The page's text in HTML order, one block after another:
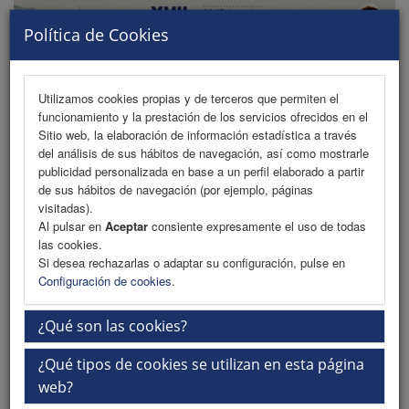
Política de Cookies
Utilizamos cookies propias y de terceros que permiten el
funcionamiento y la prestación de los servicios ofrecidos en el
Sitio web, la elaboración de información estadística a través
del análisis de sus hábitos de navegación, así como mostrarle
publicidad personalizada en base a un perfil elaborado a partir
de sus hábitos de navegación (por ejemplo, páginas
visitadas).
Al pulsar en Aceptar consiente expresamente el uso de todas
las cookies.
Si desea rechazarlas o adaptar su configuración, pulse en
Configuración de cookies.
¿Qué son las cookies?
¿Qué tipos de cookies se utilizan en esta página
web?
MENU
Comité de Honor
Comité Científico
Comité Organizador
Fechas importantes
Mayo 2024
Apertura plazo de contratación patrocinadores